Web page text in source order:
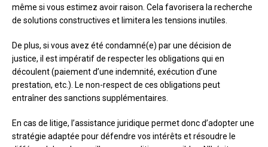
même si vous estimez avoir raison. Cela favorisera la recherche
de solutions constructives et limitera les tensions inutiles.
De plus, si vous avez été condamné(e) par une décision de
justice, il est impératif de respecter les obligations qui en
découlent (paiement d’une indemnité, exécution d’une
prestation, etc.). Le non-respect de ces obligations peut
entraîner des sanctions supplémentaires.
En cas de litige, l’assistance juridique permet donc d’adopter une
stratégie adaptée pour défendre vos intérêts et résoudre le